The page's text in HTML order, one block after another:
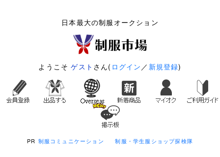
日本最大の制服オークション
ようこそゲスト さん( ログイン ／ 新規登録)
PR 制服コミュニケーション 制服・学生服ショップ探検隊